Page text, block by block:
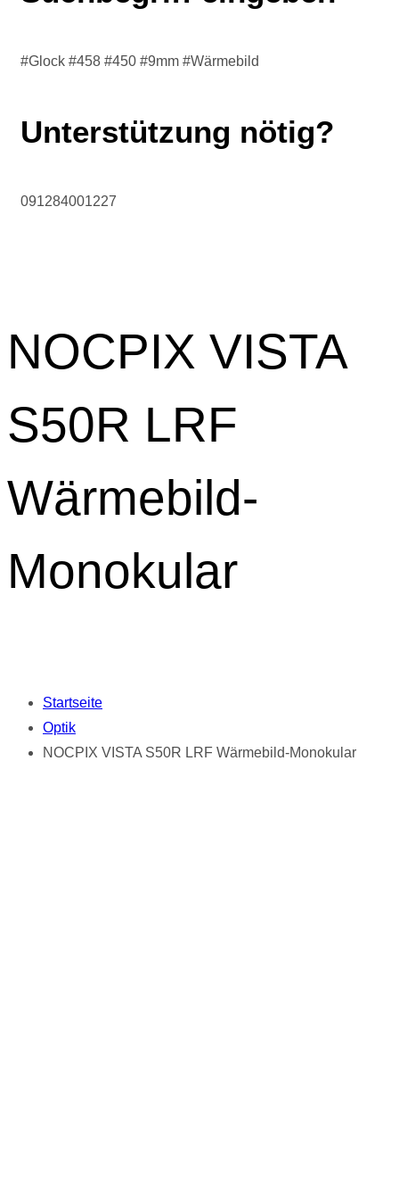
#Glock #458 #450 #9mm #Wärmebild
Unterstützung nötig?
091284001227
NOCPIX VISTA
S50R LRF
Wärmebild-
Monokular
Startseite
Optik
NOCPIX VISTA S50R LRF Wärmebild-Monokular